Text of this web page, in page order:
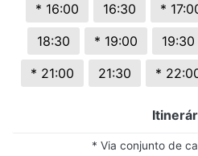
* 16:00
16:30 *
18:30
* 19:00 19:30
* 21:00
21:30 *
* Via conjunto de